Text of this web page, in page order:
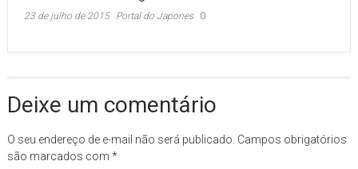
23 de julho de 2015 Portal do Japones 0
Deixe um comentário
O seu endereço de e-mail não será publicado. Campos obrigatórios
são marcados com *